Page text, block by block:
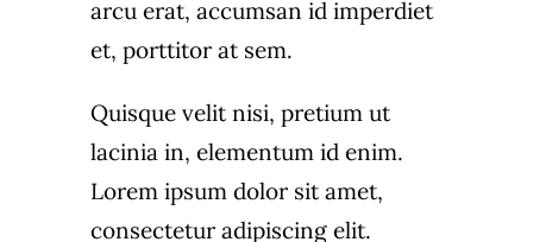
arcu erat, accumsan id imperdiet
et, porttitor at sem.
Quisque velit nisi, pretium ut
lacinia in, elementum id enim.
Lorem ipsum dolor sit amet,
consectetur adipiscing elit.